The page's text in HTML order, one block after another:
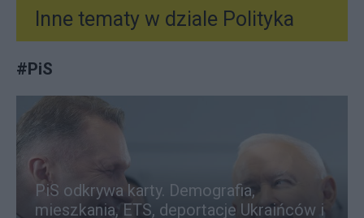
Inne tematy w dziale Polityka
#PiS
PiS odkrywa karty. Demografia,
mieszkania, ETS, deportacje Ukraińców i